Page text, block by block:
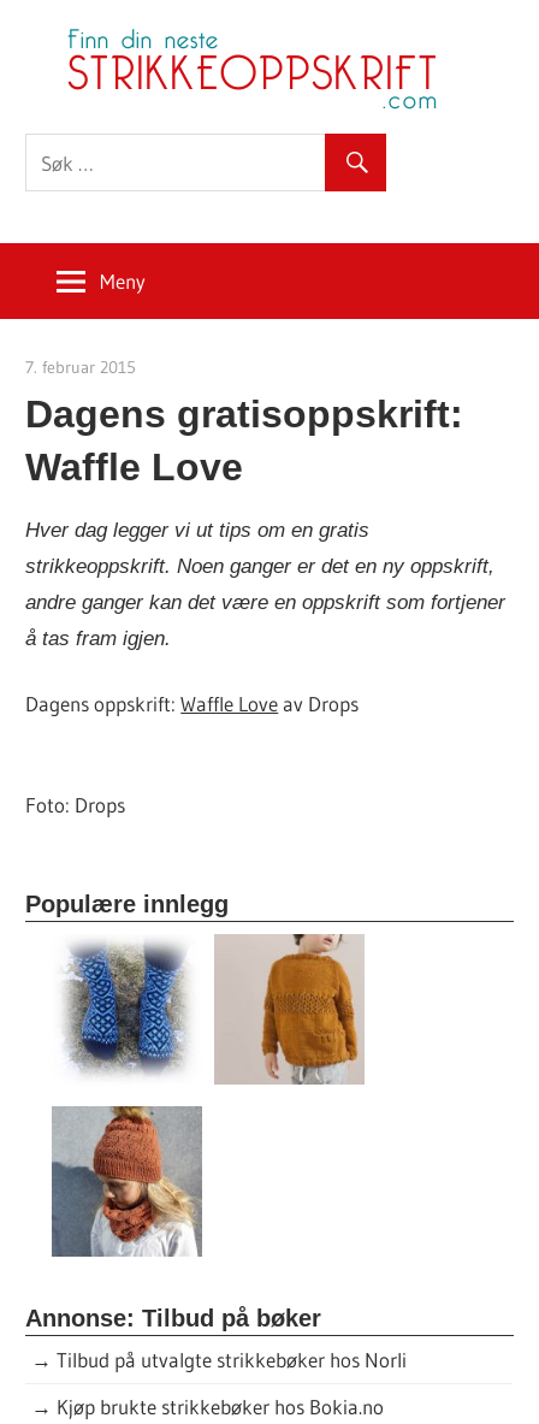
Meny
7. februar 2015
Dagens gratisoppskrift:
Waffle Love
Hver dag legger vi ut tips om en gratis
strikkeoppskrift. Noen ganger er det en ny oppskrift,
andre ganger kan det være en oppskrift som fortjener
å tas fram igjen.
Dagens oppskrift:Waffle Loveav Drops
Foto: Drops
Populære innlegg
Annonse: Tilbud på bøker
→Tilbud på utvalgte strikkebøker hos Norli
→ Kjøp brukte strikkebøker hos Bokia.no